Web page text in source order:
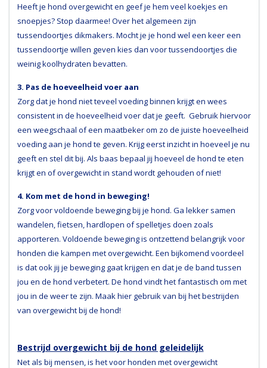
Heeft je hond overgewicht en geef je hem veel koekjes en
snoepjes? Stop daarmee! Over het algemeen zijn
tussendoortjes dikmakers. Mocht je je hond wel een keer een
tussendoortje willen geven kies dan voor tussendoortjes die
weinig koolhydraten bevatten.
3. Pas de hoeveelheid voer aan
Zorg dat je hond niet teveel voeding binnen krijgt en wees
consistent in de hoeveelheid voer dat je geeft. Gebruik hiervoor
een weegschaal of een maatbeker om zo de juiste hoeveelheid
voeding aan je hond te geven. Krijg eerst inzicht in hoeveel je nu
geeft en stel dit bij. Als baas bepaal jij hoeveel de hond te eten
krijgt en of overgewicht in stand wordt gehouden of niet!
4. Kom met de hond in beweging!
Zorg voor voldoende beweging bij je hond. Ga lekker samen
wandelen, fietsen, hardlopen of spelletjes doen zoals
apporteren. Voldoende beweging is ontzettend belangrijk voor
honden die kampen met overgewicht. Een bijkomend voordeel
is dat ook jij je beweging gaat krijgen en dat je de band tussen
jou en de hond verbetert. De hond vindt het fantastisch om met
jou in de weer te zijn. Maak hier gebruik van bij het bestrijden
van overgewicht bij de hond!
Bestrijd overgewicht bij de hond geleidelijk
Net als bij mensen, is het voor honden met overgewicht